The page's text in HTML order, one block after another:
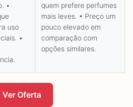
•
uso
•
quem prefere perfumes
mais leves. • Preço um
pouco elevado em
comparação com
opções similares.
Ver Oferta